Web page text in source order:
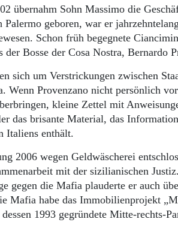
übernahm Sohn Massimo die
geboren, war er
Schon früh begegnete
der Bosse der Cosa Nostra, Bernardo
sich um Verstrickungen zwischen
Wenn Provenzano nicht persönlich
kleine Zettel mit
das brisante Material, das
Italiens enthält.
2006 wegen Geldwäscherei
mit der sizilianischen
gegen die Mafia plauderte er auch
Mafia habe das Immobilienprojekt
1993 gegründete Mitte-rechts-